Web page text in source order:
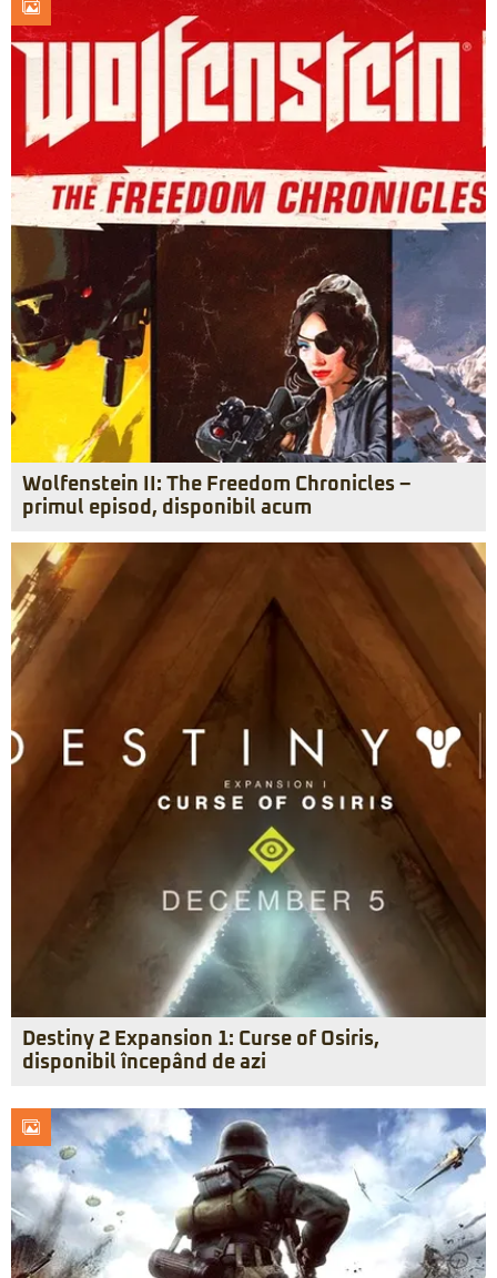
Wolfenstein II: The Freedom Chronicles –
primul episod, disponibil acum
Destiny 2 Expansion 1: Curse of Osiris,
disponibil începând de azi